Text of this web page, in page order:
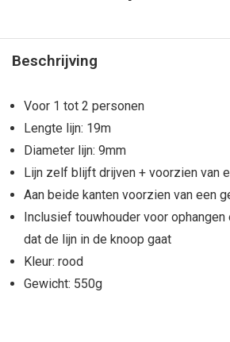
Beschrijving
Voor 1 tot 2 personen
Lengte lijn: 19m
Diameter lijn: 9mm
Lijn zelf blijft drijven + voorzien van
Aan beide kanten voorzien van een
Inclusief touwhouder voor
dat de lijn in de knoop gaat
Kleur: rood
Gewicht: 550g